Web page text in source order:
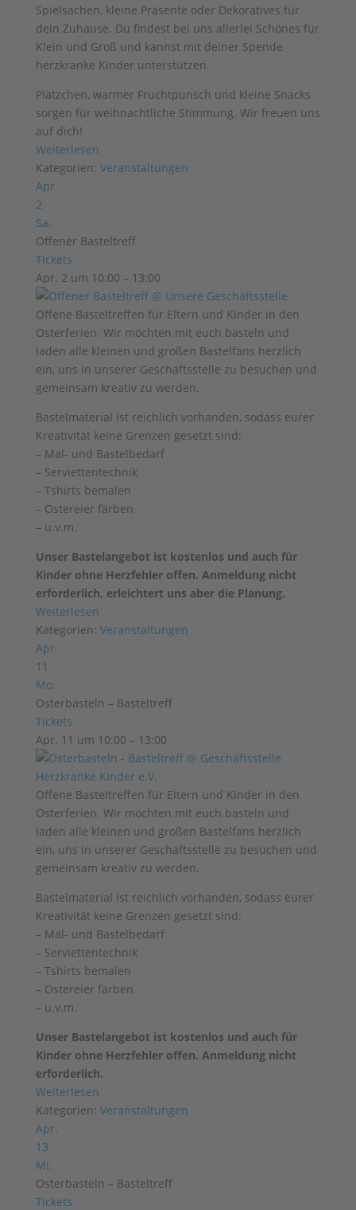
Spielsachen, kleine Präsente oder Dekoratives für
dein Zuhause. Du findest bei uns allerlei Schönes für
Klein und Groß und kannst mit deiner Spende
herzkranke Kinder unterstützen.
Plätzchen, warmer Fruchtpunsch und kleine Snacks
sorgen für weihnachtliche Stimmung. Wir freuen uns
auf dich!
Weiterlesen
Kategorien: Veranstaltungen
Apr.
2
Sa.
Offener Basteltreff
Tickets
Apr. 2 um 10:00 – 13:00
Offene Basteltreffen für Eltern und Kinder in den
Osterferien. Wir möchten mit euch basteln und
laden alle kleinen und großen Bastelfans herzlich
ein, uns in unserer Geschäftsstelle zu besuchen und
gemeinsam kreativ zu werden.
Bastelmaterial ist reichlich vorhanden, sodass eurer
Kreativität keine Grenzen gesetzt sind:
– Mal- und Bastelbedarf
– Serviettentechnik
– Tshirts bemalen
– Ostereier färben
– u.v.m.
Unser Bastelangebot ist kostenlos und auch für
Kinder ohne Herzfehler offen. Anmeldung nicht
erforderlich, erleichtert uns aber die Planung.
Weiterlesen
Kategorien: Veranstaltungen
Apr.
11
Mo.
Osterbasteln – Basteltreff
Tickets
Apr. 11 um 10:00 – 13:00
Offene Basteltreffen für Eltern und Kinder in den
Osterferien. Wir möchten mit euch basteln und
laden alle kleinen und großen Bastelfans herzlich
ein, uns in unserer Geschäftsstelle zu besuchen und
gemeinsam kreativ zu werden.
Bastelmaterial ist reichlich vorhanden, sodass eurer
Kreativität keine Grenzen gesetzt sind:
– Mal- und Bastelbedarf
– Serviettentechnik
– Tshirts bemalen
– Ostereier färben
– u.v.m.
Unser Bastelangebot ist kostenlos und auch für
Kinder ohne Herzfehler offen. Anmeldung nicht
erforderlich.
Weiterlesen
Kategorien: Veranstaltungen
Apr.
13
Mi.
Osterbasteln – Basteltreff
Tickets